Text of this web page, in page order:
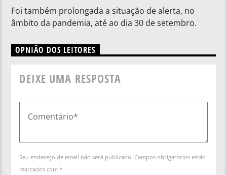
Foi também prolongada a situação de alerta, no
âmbito da pandemia, até ao dia 30 de setembro.
OPNIÃO DOS LEITORES
DEIXE UMA RESPOSTA
Seu endereço de email não será publicado. Campos obrigatórios estão
marcados com *